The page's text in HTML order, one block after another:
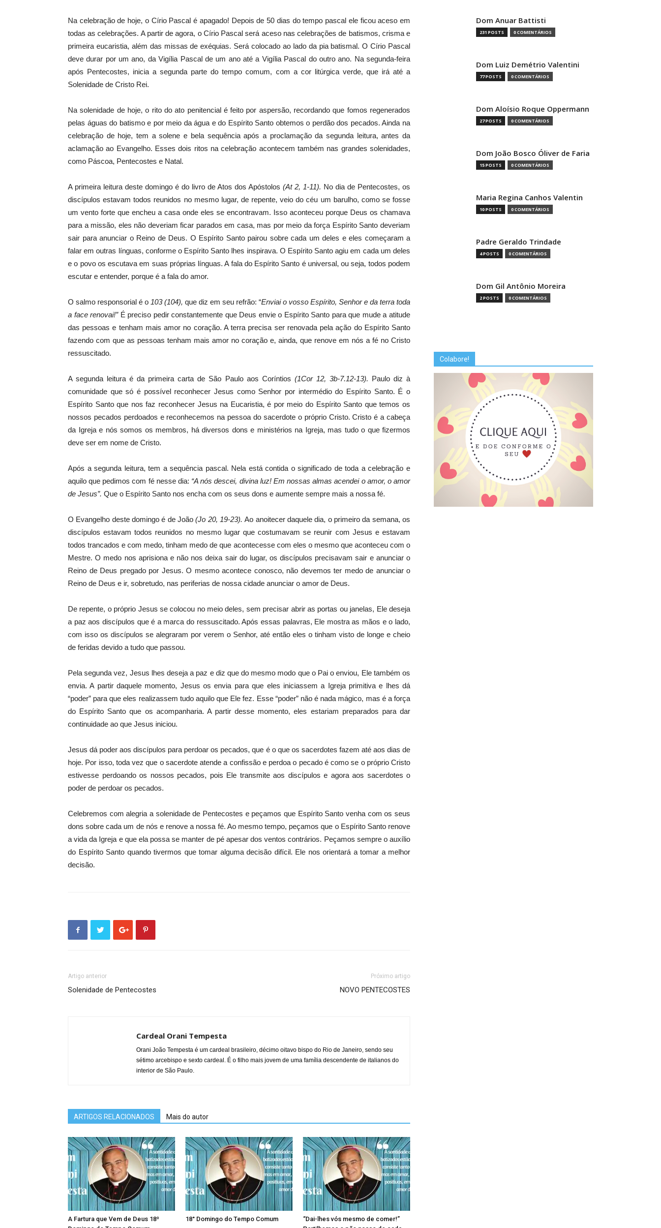
Na celebração de hoje, o Círio Pascal é apagado! Depois de 50 dias do tempo pascal ele ficou aceso em
todas as celebrações. A partir de agora, o Círio Pascal será aceso nas celebrações de batismos, crisma e
primeira eucaristia, além das missas de exéquias. Será colocado ao lado da pia batismal. O Círio Pascal
deve durar por um ano, da Vigília Pascal de um ano até a Vigília Pascal do outro ano. Na segunda-feira
após Pentecostes, inicia a segunda parte do tempo comum, com a cor litúrgica verde, que irá até a
Solenidade de Cristo Rei.
Na solenidade de hoje, o rito do ato penitencial é feito por aspersão, recordando que fomos regenerados
pelas águas do batismo e por meio da água e do Espírito Santo obtemos o perdão dos pecados. Ainda na
celebração de hoje, tem a solene e bela sequência após a proclamação da segunda leitura, antes da
aclamação ao Evangelho. Esses dois ritos na celebração acontecem também nas grandes solenidades,
como Páscoa, Pentecostes e Natal.
A primeira leitura deste domingo é do livro de Atos dos Apóstolos (At 2, 1-11). No dia de Pentecostes, os
discípulos estavam todos reunidos no mesmo lugar, de repente, veio do céu um barulho, como se fosse
um vento forte que encheu a casa onde eles se encontravam. Isso aconteceu porque Deus os chamava
para a missão, eles não deveriam ficar parados em casa, mas por meio da força Espírito Santo deveriam
sair para anunciar o Reino de Deus. O Espírito Santo pairou sobre cada um deles e eles começaram a
falar em outras línguas, conforme o Espírito Santo lhes inspirava. O Espírito Santo agiu em cada um deles
e o povo os escutava em suas próprias línguas. A fala do Espírito Santo é universal, ou seja, todos podem
escutar e entender, porque é a fala do amor.
O salmo responsorial é o 103 (104), que diz em seu refrão: “Enviai o vosso Espírito, Senhor e da terra toda
a face renovai!” É preciso pedir constantemente que Deus envie o Espírito Santo para que mude a atitude
das pessoas e tenham mais amor no coração. A terra precisa ser renovada pela ação do Espírito Santo
fazendo com que as pessoas tenham mais amor no coração e, ainda, que renove em nós a fé no Cristo
ressuscitado.
A segunda leitura é da primeira carta de São Paulo aos Coríntios (1Cor 12, 3b-7.12-13). Paulo diz à
comunidade que só é possível reconhecer Jesus como Senhor por intermédio do Espírito Santo. É o
Espírito Santo que nos faz reconhecer Jesus na Eucaristia, é por meio do Espírito Santo que temos os
nossos pecados perdoados e reconhecemos na pessoa do sacerdote o próprio Cristo. Cristo é a cabeça
da Igreja e nós somos os membros, há diversos dons e ministérios na Igreja, mas tudo o que fizermos
deve ser em nome de Cristo.
Após a segunda leitura, tem a sequência pascal. Nela está contida o significado de toda a celebração e
aquilo que pedimos com fé nesse dia: “A nós descei, divina luz! Em nossas almas acendei o amor, o amor
de Jesus”. Que o Espírito Santo nos encha com os seus dons e aumente sempre mais a nossa fé.
O Evangelho deste domingo é de João(Jo 20, 19-23).Ao anoitecer daquele dia, o primeiro da semana, os
discípulos estavam todos reunidos no mesmo lugar que costumavam se reunir com Jesus e estavam
todos trancados e com medo, tinham medo de que acontecesse com eles o mesmo que aconteceu com o
Mestre. O medo nos aprisiona e não nos deixa sair do lugar, os discípulos precisavam sair e anunciar o
Reino de Deus pregado por Jesus. O mesmo acontece conosco, não devemos ter medo de anunciar o
Reino de Deus e ir, sobretudo, nas periferias de nossa cidade anunciar o amor de Deus.
De repente, o próprio Jesus se colocou no meio deles, sem precisar abrir as portas ou janelas, Ele deseja
a paz aos discípulos que é a marca do ressuscitado. Após essas palavras, Ele mostra as mãos e o lado,
com isso os discípulos se alegraram por verem o Senhor, até então eles o tinham visto de longe e cheio
de feridas devido a tudo que passou.
Pela segunda vez, Jesus lhes deseja a paz e diz que do mesmo modo que o Pai o enviou, Ele também os
envia. A partir daquele momento, Jesus os envia para que eles iniciassem a Igreja primitiva e lhes dá
“poder” para que eles realizassem tudo aquilo que Ele fez. Esse “poder” não é nada mágico, mas é a força
do Espírito Santo que os acompanharia. A partir desse momento, eles estariam preparados para dar
continuidade ao que Jesus iniciou.
Jesus dá poder aos discípulos para perdoar os pecados, que é o que os sacerdotes fazem até aos dias de
hoje. Por isso, toda vez que o sacerdote atende a confissão e perdoa o pecado é como se o próprio Cristo
estivesse perdoando os nossos pecados, pois Ele transmite aos discípulos e agora aos sacerdotes o
poder de perdoar os pecados.
Celebremos com alegria a solenidade de Pentecostes e peçamos que Espírito Santo venha com os seus
dons sobre cada um de nós e renove a nossa fé. Ao mesmo tempo, peçamos que o Espírito Santo renove
a vida da Igreja e que ela possa se manter de pé apesar dos ventos contrários. Peçamos sempre o auxílio
do Espírito Santo quando tivermos que tomar alguma decisão difícil. Ele nos orientará a tomar a melhor
decisão.
Artigo anterior
Solenidade de Pentecostes
Próximo artigo
NOVO PENTECOSTES
Cardeal Orani Tempesta
Orani João Tempesta é um cardeal brasileiro, décimo oitavo bispo do Rio de Janeiro, sendo seu
sétimo arcebispo e sexto cardeal. É o filho mais jovem de uma família descendente de italianos do
interior de São Paulo.
ARTIGOS RELACIONADOS Mais do autor
A Fartura que Vem de Deus 18º
18° Domingo do Tempo Comum
“Dai-lhes vós mesmo de comer!”
Dom Anuar Battisti
231 POSTS 0 COMENTÁRIOS
Dom Luiz Demétrio Valentini
77 POSTS 0 COMENTÁRIOS
Dom Aloísio Roque Oppermann
27 POSTS 0 COMENTÁRIOS
Dom João Bosco Óliver de Faria
15 POSTS 0 COMENTÁRIOS
Maria Regina Canhos Valentin
10 POSTS 0 COMENTÁRIOS
Padre Geraldo Trindade
4 POSTS 0 COMENTÁRIOS
Dom Gil Antônio Moreira
2 POSTS 0 COMENTÁRIOS
Colabore!